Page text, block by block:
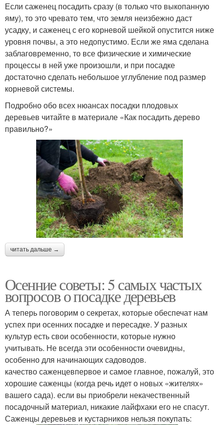
Дерева перед посадкой
Если саженец посадить сразу (в только что выкопанную
яму), то это чревато тем, что земля неизбежно даст
усадку, и саженец с его корневой шейкой опустится ниже
уровня почвы, а это недопустимо. Если же яма сделана
заблаговременно, то все физические и химические
процессы в ней уже произошли, и при посадке
достаточно сделать небольшое углубление под размер
корневой системы.
Подробно обо всех нюансах посадки плодовых
деревьев читайте в материале «Как посадить дерево
правильно?»
читать дальше →
Осенние советы: 5 самых частых
вопросов о посадке деревьев
А теперь поговорим о секретах, которые обеспечат нам
успех при осенних посадке и пересадке. У разных
культур есть свои особенности, которые нужно
учитывать. Не всегда эти особенности очевидны,
особенно для начинающих садоводов.
качество саженцевпервое и самое главное, пожалуй, это
хорошие саженцы (когда речь идет о новых «жителях»
вашего сада). если вы приобрели некачественный
посадочный материал, никакие лайфхаки его не спасут.
Саженцы деревьев и кустарников нельзя покупать: